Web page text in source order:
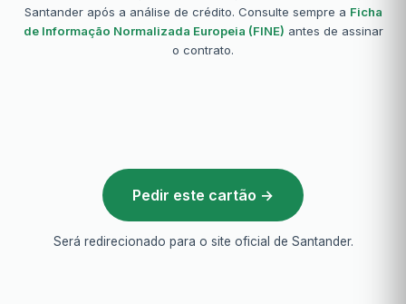
Santander após a análise de crédito. Consulte sempre a Ficha
de Informação Normalizada Europeia (FINE) antes de assinar
o contrato.
Pedir este cartão →
Será redirecionado para o site oficial de Santander.